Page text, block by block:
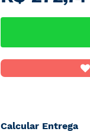
Calcular Entrega